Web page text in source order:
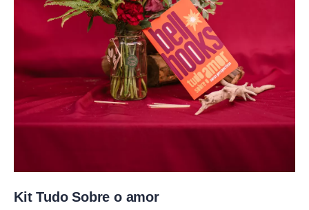
Kit Tudo Sobre o amor